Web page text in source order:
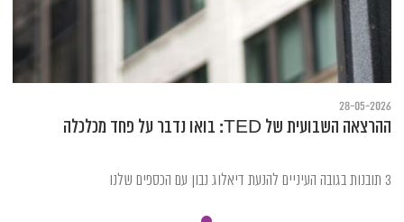
28-05-2026
ההרצאה השבועית של TED: בואו נדבר על פחד מכלכלה
3 תובנות בגובה העיניים להנעת דיאלוג נבון עם הכספים שלנו